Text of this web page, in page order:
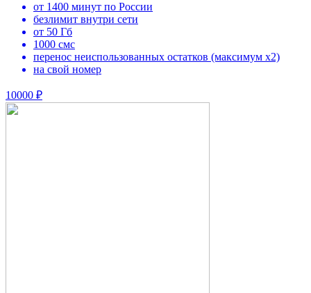
от 1400 минут по России
безлимит внутри сети
от 50 Гб
1000 смс
перенос неиспользованных остатков (максимум х2)
на свой номер
10000 ₽